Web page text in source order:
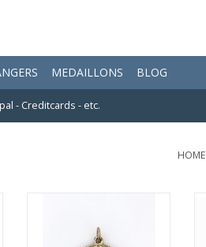
MEDAILLONS BLOG
- Creditcards - etc.
HOME